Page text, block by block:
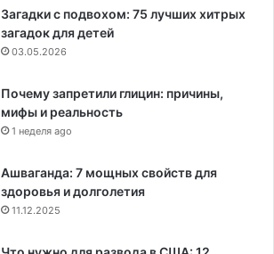
Загадки с подвохом: 75 лучших хитрых
загадок для детей
03.05.2026
Почему запретили глицин: причины,
мифы и реальность
1 неделя ago
Ашваганда: 7 мощных свойств для
здоровья и долголетия
11.12.2025